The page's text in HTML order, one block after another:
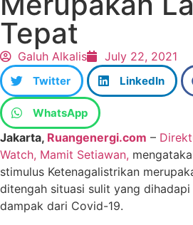
Tepat
Galuh Alkalis July 22, 2021
Twitter LinkedIn
WhatsApp
Jakarta, Ruangenergi.com –
Watch, Mamit Setiawan,
stimulus Ketenagalistrikan
ditengah situasi sulit yang
dampak dari Covid-19.